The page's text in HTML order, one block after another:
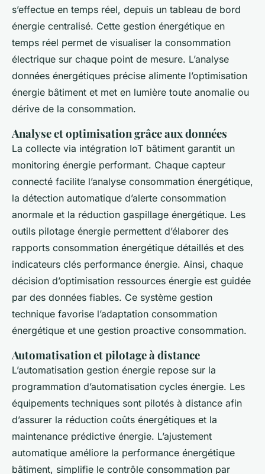
s’effectue en temps réel, depuis un tableau de bord
énergie centralisé. Cette gestion énergétique en
temps réel permet de visualiser la consommation
électrique sur chaque point de mesure. L’analyse
données énergétiques précise alimente l’optimisation
énergie bâtiment et met en lumière toute anomalie ou
dérive de la consommation.
Analyse et optimisation grâce aux données
La collecte via intégration IoT bâtiment garantit un
monitoring énergie performant. Chaque capteur
connecté facilite l’analyse consommation énergétique,
la détection automatique d’alerte consommation
anormale et la réduction gaspillage énergétique. Les
outils pilotage énergie permettent d’élaborer des
rapports consommation énergétique détaillés et des
indicateurs clés performance énergie. Ainsi, chaque
décision d’optimisation ressources énergie est guidée
par des données fiables. Ce système gestion
technique favorise l’adaptation consommation
énergétique et une gestion proactive consommation.
Automatisation et pilotage à distance
L’automatisation gestion énergie repose sur la
programmation d’automatisation cycles énergie. Les
équipements techniques sont pilotés à distance afin
d’assurer la réduction coûts énergétiques et la
maintenance prédictive énergie. L’ajustement
automatique améliore la performance énergétique
bâtiment, simplifie le contrôle consommation par